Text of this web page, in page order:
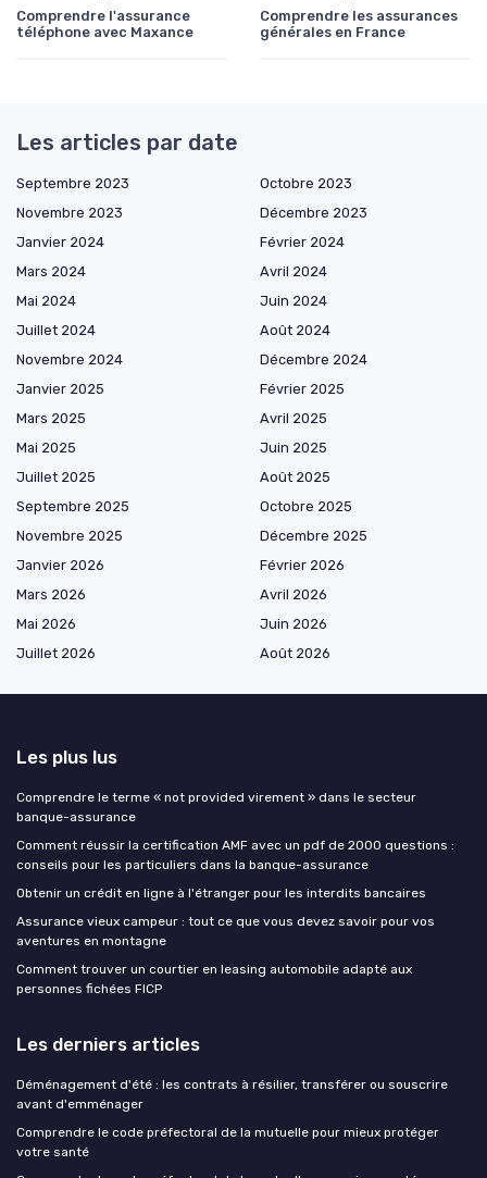
Comprendre l'assurance
téléphone avec Maxance
Comprendre les assurances
générales en France
Les articles par date
Septembre 2023
Octobre 2023
Novembre 2023
Décembre 2023
Janvier 2024
Février 2024
Mars 2024
Avril 2024
Mai 2024
Juin 2024
Juillet 2024
Août 2024
Novembre 2024
Décembre 2024
Janvier 2025
Février 2025
Mars 2025
Avril 2025
Mai 2025
Juin 2025
Juillet 2025
Août 2025
Septembre 2025
Octobre 2025
Novembre 2025
Décembre 2025
Janvier 2026
Février 2026
Mars 2026
Avril 2026
Mai 2026
Juin 2026
Juillet 2026
Août 2026
Les plus lus
Comprendre le terme « not provided virement » dans le secteur
banque-assurance
Comment réussir la certification AMF avec un pdf de 2000 questions :
conseils pour les particuliers dans la banque-assurance
Obtenir un crédit en ligne à l'étranger pour les interdits bancaires
Assurance vieux campeur : tout ce que vous devez savoir pour vos
aventures en montagne
Comment trouver un courtier en leasing automobile adapté aux
personnes fichées FICP
Les derniers articles
Déménagement d'été : les contrats à résilier, transférer ou souscrire
avant d'emménager
Comprendre le code préfectoral de la mutuelle pour mieux protéger
votre santé